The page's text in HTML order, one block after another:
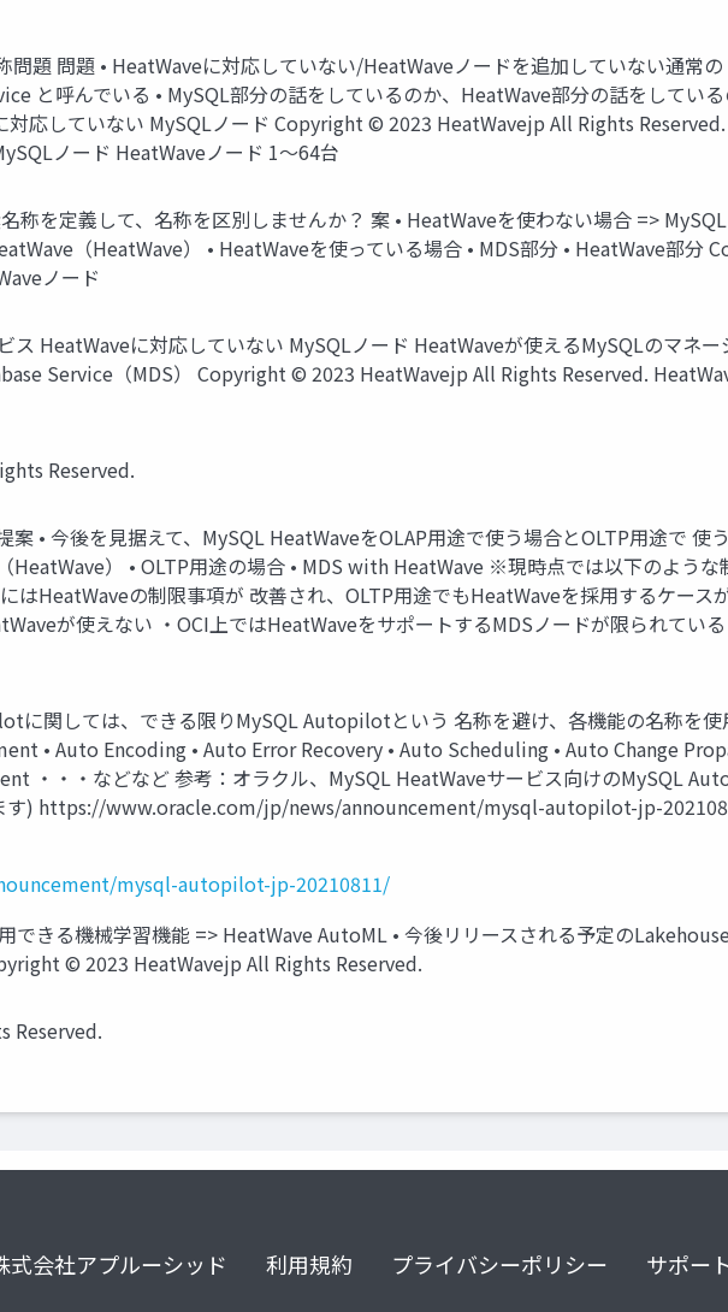
題 問題 • HeatWaveに対応していない/HeatWaveノードを追加していない通常
と呼んでいる • MySQL部分の話をしているのか、HeatWave部分の話をしてい
対応していない MySQLノード Copyright © 2023 HeatWavejp All Rights
ノード HeatWaveノード 1〜64台
称を定義して、名称を区別しませんか？ 案 • HeatWaveを使わない場合 =>
（HeatWave） • HeatWaveを使っている場合 • MDS部分 • HeatWave部
ノード
ス HeatWaveに対応していない MySQLノード HeatWaveが使えるMySQLのマネ
Service（MDS） Copyright © 2023 HeatWavejp All Rights Reserved.
Reserved.
• 今後を見据えて、MySQL HeatWaveをOLAP用途で使う場合とOLTP用途で 使
HeatWave） • OLTP用途の場合 • MDS with HeatWave ※現時点では以下のよう
はHeatWaveの制限事項が 改善され、OLTP用途でもHeatWaveを採用するケース
が使えない ・OCI上ではHeatWaveをサポートするMDSノードが限られてい
に関しては、できる限りMySQL Autopilotという 名称を避け、各機能の名称を
• Auto Encoding • Auto Error Recovery • Auto Scheduling • Auto Change
・・・などなど 参考：オラクル、MySQL HeatWaveサービス向けのMySQL
す) https://www.oracle.com/jp/news/announcement/mysql-autopilot-jp-
mysql-autopilot-jp-20210811/
できる機械学習機能 => HeatWave AutoML • 今後リリースされる予定の
© 2023 HeatWavejp All Rights Reserved.
Reserved.
式会社アプルーシッド 利用規約 プライバシーポリシー サポー